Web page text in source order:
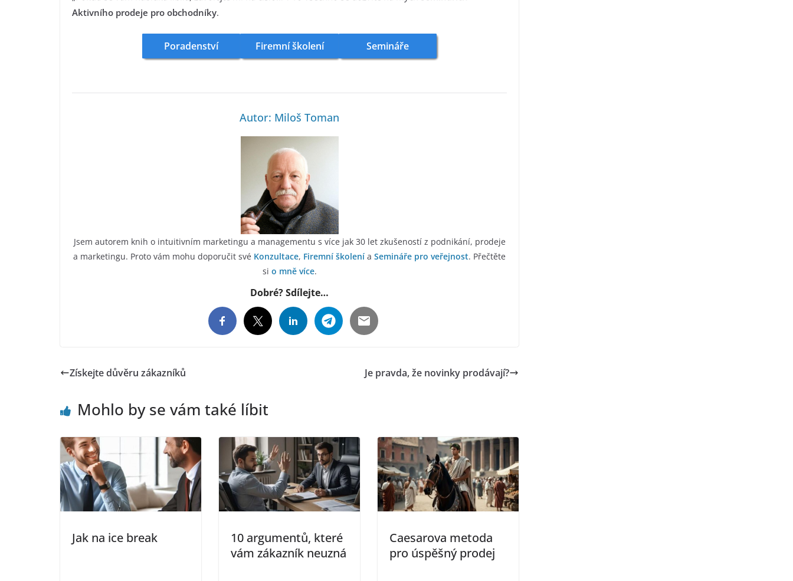
Aktivního prodeje pro obchodníky.
Poradenství Firemní školení Semináře
Autor: Miloš Toman
Jsem autorem knih o intuitivním marketingu a managementu s více jak 30 let zkušeností z podnikání, prodeje
a marketingu. Proto vám mohu doporučit své Konzultace, Firemní školení a Semináře pro veřejnost. Přečtěte
si o mně více.
Dobré? Sdílejte…
Získejte důvěru zákazníků Je pravda, že novinky prodávají?
Mohlo by se vám také líbit
Jak na ice break
10 argumentů, které
vám zákazník neuzná
Caesarova metoda
pro úspěšný prodej